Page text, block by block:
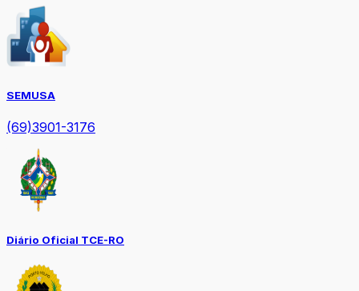
SEMUSA
(69)3901-3176
Diário Oficial TCE-RO